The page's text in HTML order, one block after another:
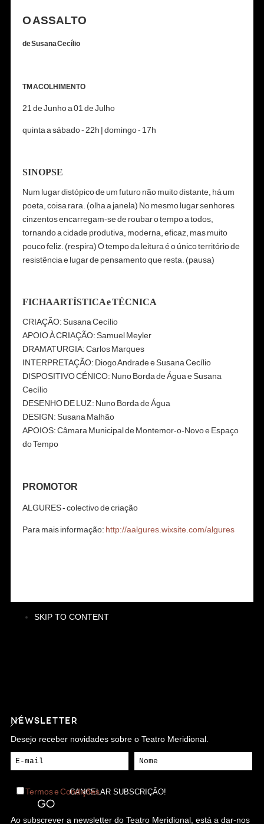
O ASSALTO
de Susana Cecílio
TM ACOLHIMENTO
21 de Junho a 01 de Julho
quinta a sábado - 22h | domingo - 17h
SINOPSE
Num lugar distópico de um futuro não muito distante, há um
poeta, coisa rara. (olha a janela) No mesmo lugar senhores
cinzentos encarregam-se de roubar o tempo a todos,
tornando a cidade produtiva, moderna, eficaz, mas muito
pouco feliz. (respira) O tempo da leitura é o único território de
resistência e lugar de pensamento que resta. (pausa)
FICHA ARTÍSTICA e TÉCNICA
CRIAÇÃO: Susana Cecílio
APOIO À CRIAÇÃO: Samuel Meyler
DRAMATURGIA: Carlos Marques
INTERPRETAÇÃO: Diogo Andrade e Susana Cecílio
DISPOSITIVO CÉNICO: Nuno Borda de Água e Susana
Cecílio
DESENHO DE LUZ: Nuno Borda de Água
DESIGN: Susana Malhão
APOIOS: Câmara Municipal de Montemor-o-Novo e Espaço
do Tempo
PROMOTOR
ALGURES - colectivo de criação
Para mais informação: http://aalgures.wixsite.com/algures
SKIP TO CONTENT
NEWSLETTER
Desejo receber novidades sobre o Teatro Meridional.
Termos e Condições
Ao subscrever a newsletter do Teatro Meridional, está a dar-nos